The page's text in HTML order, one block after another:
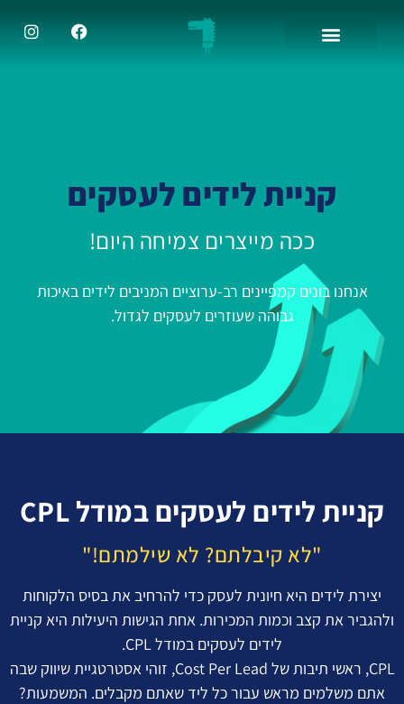
קניית לידים לעסקים
ככה מייצרים צמיחה היום!
אנחנו בונים קמפיינים רב-ערוציים המניבים לידים באיכות
גבוהה שעוזרים לעסקים לגדול.
קניית לידים לעסקים במודל CPL
"לא קיבלתם? לא שילמתם!"
יצירת לידים היא חיונית לעסק כדי להרחיב את בסיס הלקוחות
ולהגביר את קצב וכמות המכירות. אחת הגישות היעילות היא קניית
לידים לעסקים במודל CPL.
CPL, ראשי תיבות של Cost Per Lead, זוהי אסטרטגיית שיווק שבה
אתם משלמים מראש עבור כל ליד שאתם מקבלים. המשמעות?